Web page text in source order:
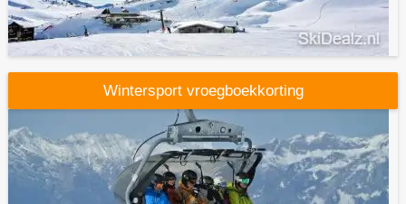
Wintersport vroegboekkorting